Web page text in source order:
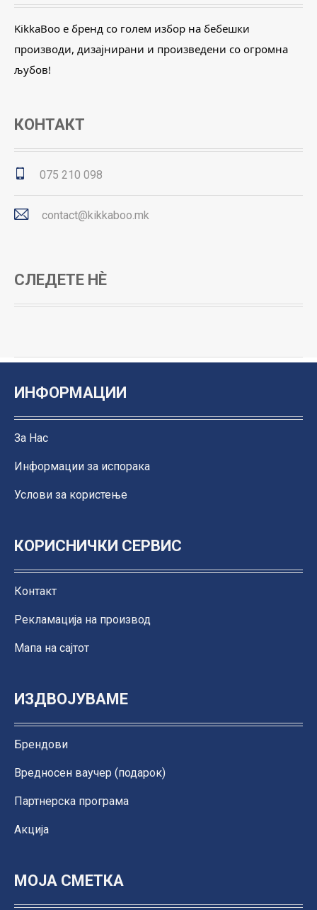
KikkaBoo е бренд со голем избор на бебешки
производи, дизајнирани и произведени со огромна
љубов!
КОНТАКТ
075 210 098
contact@kikkaboo.mk
СЛЕДЕТЕ НЀ
ИНФОРМАЦИИ
За Нас
Информации за испорака
Услови за користење
КОРИСНИЧКИ СЕРВИС
Контакт
Рекламација на производ
Мапа на сајтот
ИЗДВОЈУВАМЕ
Брендови
Вредносен ваучер (подарок)
Партнерска програма
Акција
МОЈА СМЕТКА